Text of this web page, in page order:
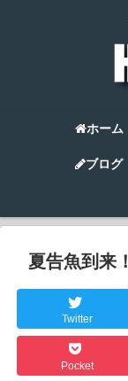
ホーム
ブログ
夏告魚到来！
Twitter
Pocket